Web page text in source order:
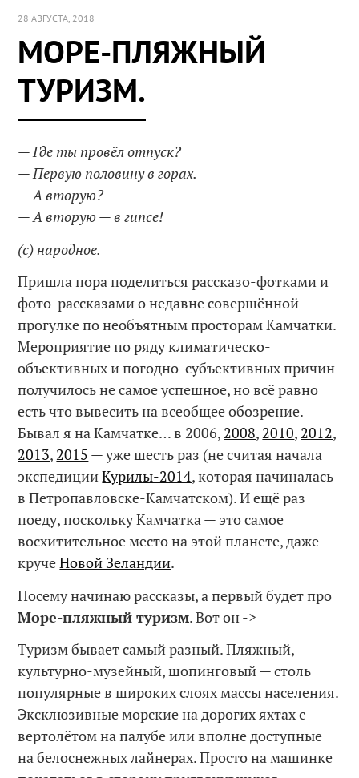
28 АВГУСТА, 2018
МОРЕ-ПЛЯЖНЫЙ
ТУРИЗМ.
— Где ты провёл отпуск?
— Первую половину в горах.
— А вторую?
— А вторую — в гипсе!
(с) народное.
Пришла пора поделиться рассказо-фотками и
фото-рассказами о недавне совершённой
прогулке по необъятным просторам Камчатки.
Мероприятие по ряду климатическо-
объективных и погодно-субъективных причин
получилось не самое успешное, но всё равно
есть что вывесить на всеобщее обозрение.
Бывал я на Камчатке… в 2006, 2008, 2010, 2012,
2013, 2015 — уже шесть раз (не считая начала
экспедицииКурилы-2014, которая начиналась
в Петропавловске-Камчатском). И ещё раз
поеду, поскольку Камчатка — это самое
восхитительное место на этой планете, даже
кручеНовой Зеландии.
Посему начинаю рассказы, а первый будет про
Море-пляжный туризм. Вот он ->
Туризм бывает самый разный. Пляжный,
культурно-музейный, шопинговый — столь
популярные в широких слоях массы населения.
Эксклюзивные морские на дорогих яхтах с
вертолётом на палубе или вполне доступные
на белоснежных лайнерах. Просто на машинке